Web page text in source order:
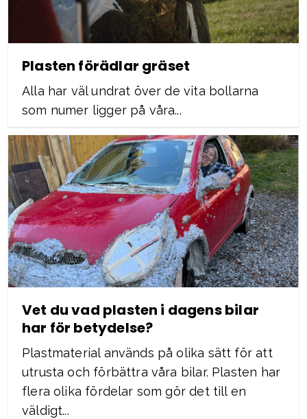
Plasten förädlar gräset
Alla har väl undrat över de vita bollarna
som numer ligger på våra...
Vet du vad plasten i dagens bilar
har för betydelse?
Plastmaterial används på olika sätt för att
utrusta och förbättra våra bilar. Plasten har
flera olika fördelar som gör det till en
väldigt...